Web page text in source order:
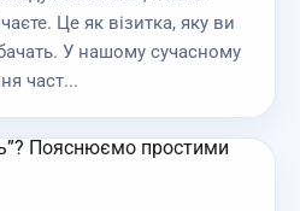
Це як візитка, яку ви
бачать. У нашому сучасному
част...